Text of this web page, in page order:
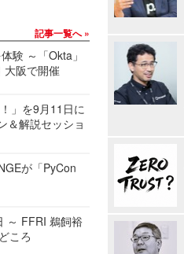
記事一覧へ
験 ～「Okta」
大阪で開催
」を9月11日に
＆解説セッショ
が「PyCon
～ FFRI 鵜飼裕
ころ